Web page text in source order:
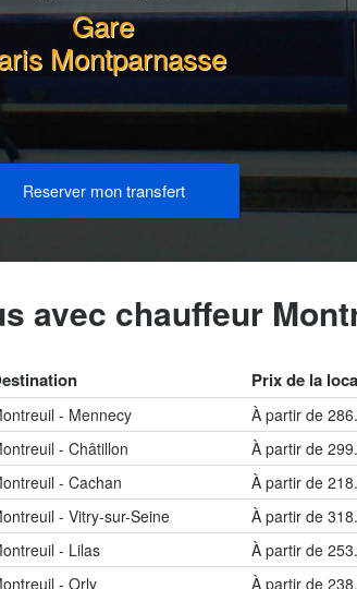
Gare
Montparnasse
Reserver mon transfert
avec chauffeur
Prix de la
- Mennecy À partir de
- Châtillon À partir de
- Cachan À partir de
- Vitry-sur-Seine À partir de
- Lilas À partir de
- Orly À partir de